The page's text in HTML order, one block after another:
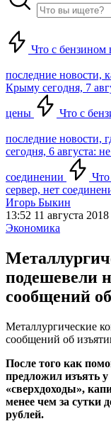
Что с бензином
последние новости,
Крыму сегодня, 7
цены Что с
последние новости,
сегодня, 6 августа:
соединении
Что
сервер, нет
Игорь Быкин
13:52 11 августа 2018
Экономика
подешевели
сообщений
Металлургические
сообщений об
После того как
предложил изъять
«сверхдоходы»,
менее чем за сутки
рублей.